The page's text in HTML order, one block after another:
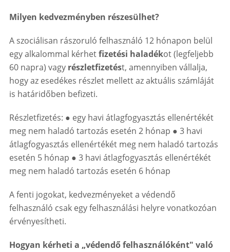
Milyen kedvezményben részesülhet?
A szociálisan rászoruló felhasználó 12 hónapon belül
egy alkalommal kérhetfizetési haladékot(legfeljebb
60 napra) vagy részletfizetést, amennyiben vállalja,
hogy az esedékes részlet mellett az aktuális számláját
is határidőben befizeti.
Részletfizetés: ● egy havi átlagfogyasztás ellenértékét
meg nem haladó tartozás esetén 2 hónap ● 3 havi
átlagfogyasztás ellenértékét meg nem haladó tartozás
esetén 5 hónap ● 3 havi átlagfogyasztás ellenértékét
meg nem haladó tartozás esetén 6 hónap
A fenti jogokat, kedvezményeket a védendő
felhasználó csak egy felhasználási helyre vonatkozóan
érvényesítheti.
Hogyan kérheti a „védendő felhasználóként" való